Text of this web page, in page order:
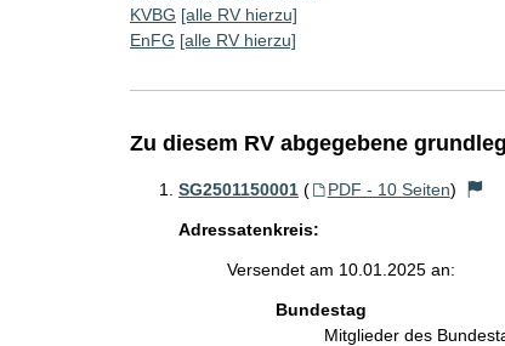
KVBG [alle RV hierzu]
EnFG [alle RV hierzu]
Zu diesem RV abgegebene
SG2501150001 ( PDF - 10 Seiten)
Adressatenkreis:
Versendet am 10.01.2025 an:
Bundestag
Mitglieder des